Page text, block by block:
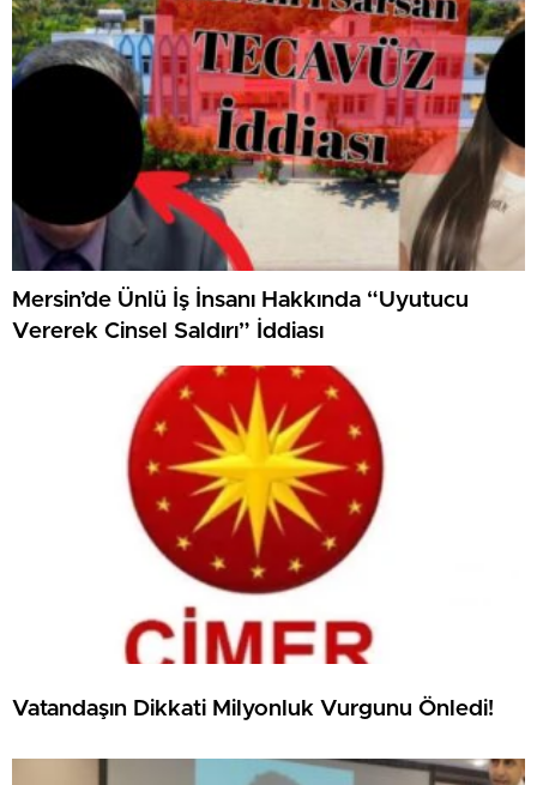
Mersin’de Ünlü İş İnsanı Hakkında “Uyutucu
Vererek Cinsel Saldırı” İddiası
Vatandaşın Dikkati Milyonluk Vurgunu Önledi!